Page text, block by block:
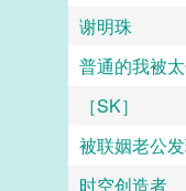
谢明珠
普通的我被
［SK］
被联姻老公
时空创造者